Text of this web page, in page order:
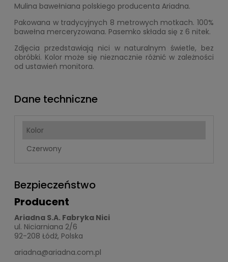
Mulina bawełniana polskiego producenta Ariadna.
Pakowana w tradycyjnych 8 metrowych motkach. 100%
bawełna merceryzowana. Pasemko składa się z 6 nitek.
Zdjęcia przedstawiają nici w naturalnym świetle, bez
obróbki. Kolor może się nieznacznie różnić w zależności
od ustawień monitora.
Dane techniczne
Kolor
Czerwony
Bezpieczeństwo
Producent
Ariadna S.A. Fabryka Nici
ul. Niciarniana 2/6
92-208 Łódź, Polska
ariadna@ariadna.com.pl